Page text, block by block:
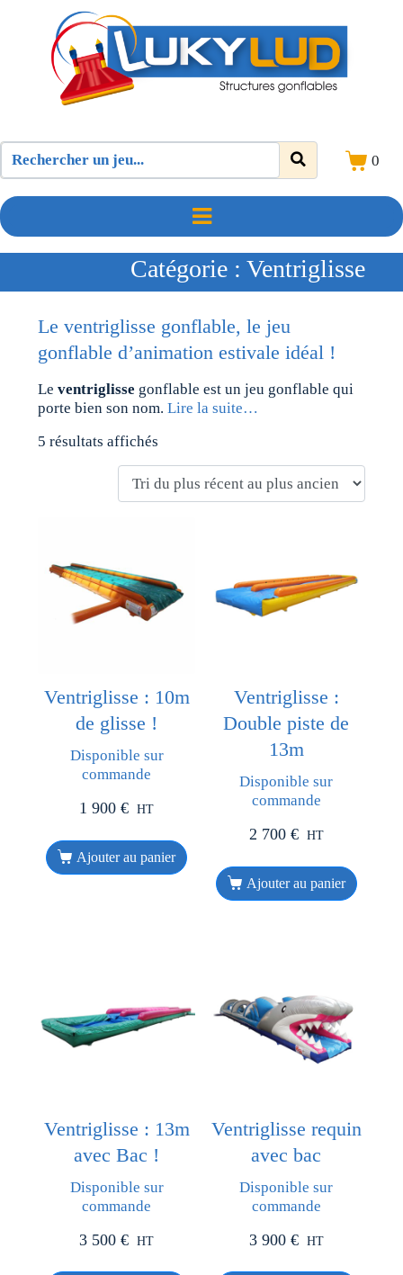
0
Catégorie : Ventriglisse
Le ventriglisse gonflable, le jeu
gonflable d’animation estivale idéal !
Leventriglisse gonflable est un jeu gonflable qui
porte bien son nom.Lire la suite…
5 résultats affichés
Ventriglisse : 10m
de glisse !
Disponible sur
commande
1 900€ HT
Ajouter au panier
Ventriglisse :
Double piste de
13m
Disponible sur
commande
2 700 € HT
Ajouter au panier
Ventriglisse : 13m
avec Bac !
Disponible sur
commande
3 500€ HT
Ventriglisse requin
avec bac
Disponible sur
commande
3 900 € HT